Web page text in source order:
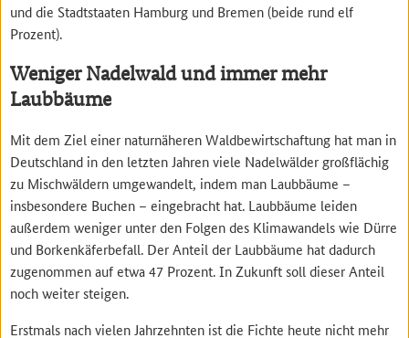
und die Stadtstaaten Hamburg und Bremen (beide rund elf
Prozent).
Weniger Nadelwald und immer mehr
Laubbäume
Mit dem Ziel einer naturnäheren Waldbewirtschaftung hat man in
Deutschland in den letzten Jahren viele Nadelwälder großflächig
zu Mischwäldern umgewandelt, indem man Laubbäume –
insbesondere Buchen – eingebracht hat. Laubbäume leiden
außerdem weniger unter den Folgen des Klimawandels wie Dürre
und Borkenkäferbefall. Der Anteil der Laubbäume hat dadurch
zugenommen auf etwa 47 Prozent. In Zukunft soll dieser Anteil
noch weiter steigen.
Erstmals nach vielen Jahrzehnten ist die Fichte heute nicht mehr